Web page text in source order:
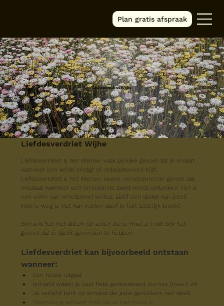
Plan gratis afspraak
Liefdesverdriet Wijhe
Liefdesverdriet Wijhe
Liefdesverdriet is het intense, vaak pijnlijke gevoel dat je ervaart
wanneer een liefde eindigt of onbeantwoord blijft.
Liefdesverdriet is het intense, rauwe, verscheurende gevoel dat
ontstaat wanneer een emotionele band wordt verbroken. Het is
een vorm van emotioneel verlies, alsof een stukje van jezelf
ineens weg is. Het kan voelen alsof je hart letterlijk breekt.
Soms is het niet alleen de ander die je mist, je mist ook het
gevoel dat je dacht gevonden te hebben.
Liefdesverdriet kan bijvoorbeeld ontstaan
wanneer:
Een relatie uitgaat
Iemand waarin je veel hebt geïnvesteerd, jou niet (meer) wil
Je verliefd bent op iemand die jouw gevoelens niet deelt
Wanneer je iemand mist die er niet meer is.